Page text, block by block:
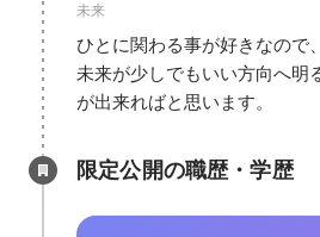
未来
ひとに関わる事が好きなので
未来が少しでもいい方向へ明
が出来ればと思います。
限定公開の職歴・学歴